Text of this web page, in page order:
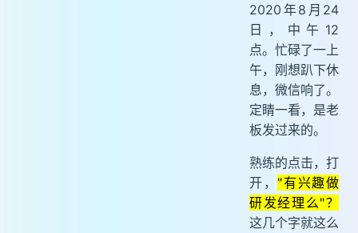
2020年8月24
日，中午12
点。忙碌了一上
午，刚想趴下休
息，微信响了。
定睛一看，是老
板发过来的。
熟练的点击，打
开， "有兴趣做
研发经理么"？
这几个字就这么